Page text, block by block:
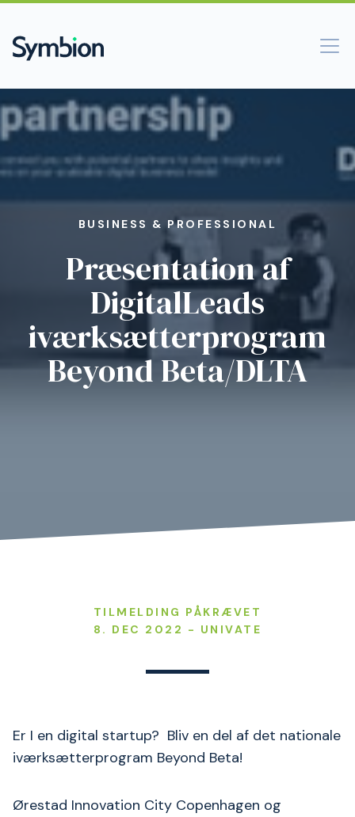
BUSINESS & PROFESSIONAL
Præsentation af
DigitalLeads
iværksætterprogram
Beyond Beta/DLTA
TILMELDING PÅKRÆVET
8. DEC 2022 - UNIVATE
Er I en digital startup? Bliv en del af det nationale
iværksætterprogram Beyond Beta!
Ørestad Innovation City Copenhagen og